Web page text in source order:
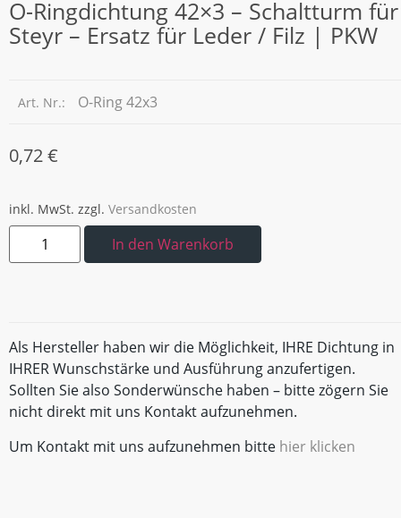
O-Ringdichtung 42×3 – Schaltturm für
Steyr – Ersatz für Leder / Filz | PKW
Art. Nr.: O-Ring 42x3
0,72€
inkl. MwSt. zzgl. Versandkosten
In den Warenkorb
Als Hersteller haben wir die Möglichkeit, IHRE Dichtung in
IHRER Wunschstärke und Ausführung anzufertigen.
Sollten Sie also Sonderwünsche haben – bitte zögern Sie
nicht direkt mit uns Kontakt aufzunehmen.
Um Kontakt mit uns aufzunehmen bitte hier klicken